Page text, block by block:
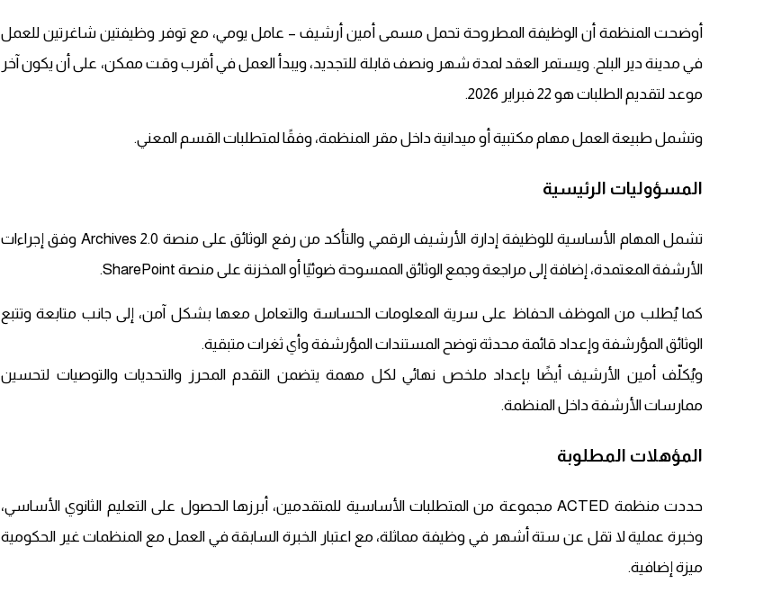
أوضحت المنظمة أن الوظيفة المطروحة تحمل مسمى أمين أرشيف – عامل يومي، مع توفر وظيفتين شاغرتين للعمل
في مدينة دير البلح. ويستمر العقد لمدة شهر ونصف قابلة للتجديد، ويبدأ العمل في أقرب وقت ممكن، على أن يكون آخر
موعد لتقديم الطلبات هو 22 فبراير 2026.
وتشمل طبيعة العمل مهام مكتبية أو ميدانية داخل مقر المنظمة، وفقًا لمتطلبات القسم المعني.
المسؤوليات الرئيسية
تشمل المهام الأساسية للوظيفة إدارة الأرشيف الرقمي والتأكد من رفع الوثائق على منصة Archives 2.0 وفق إجراءات
الأرشفة المعتمدة، إضافة إلى مراجعة وجمع الوثائق الممسوحة ضوئيًا أو المخزنة على منصة SharePoint.
كما يُطلب من الموظف الحفاظ على سرية المعلومات الحساسة والتعامل معها بشكل آمن، إلى جانب متابعة وتتبع
الوثائق المؤرشفة وإعداد قائمة محدثة توضح المستندات المؤرشفة وأي ثغرات متبقية.
ويُكلّف أمين الأرشيف أيضًا بإعداد ملخص نهائي لكل مهمة يتضمن التقدم المحرز والتحديات والتوصيات لتحسين
ممارسات الأرشفة داخل المنظمة.
المؤهلات المطلوبة
حددت منظمة ACTED مجموعة من المتطلبات الأساسية للمتقدمين، أبرزها الحصول على التعليم الثانوي الأساسي،
وخبرة عملية لا تقل عن ستة أشهر في وظيفة مماثلة، مع اعتبار الخبرة السابقة في العمل مع المنظمات غير الحكومية
ميزة إضافية.